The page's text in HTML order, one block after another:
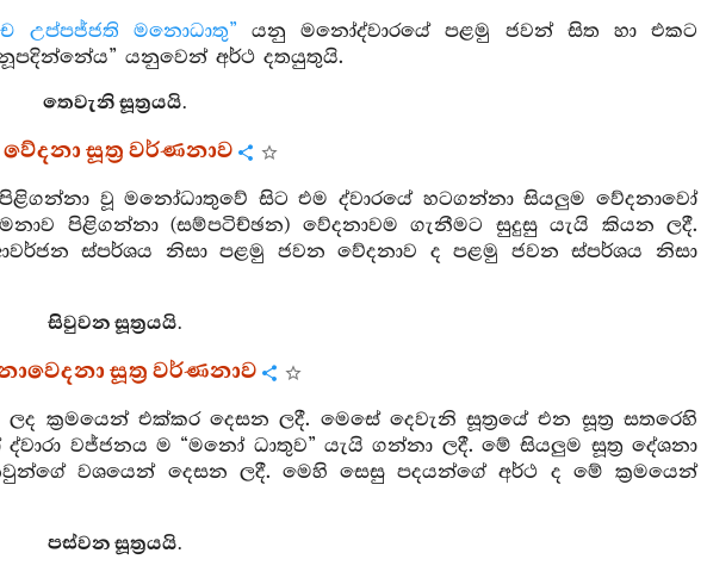
උප්පජ්ජති මනොධාතු” යනු මනෝද්වාරයේ පළමු ජවන් සිත හා එකට
යනුවෙන් අර්ථ දතයුතුයි.
තෙවැනි සූත්‍රයයි.
වේදනා සූත්‍ර වර්ණනාව
වූ මනෝධාතුවේ සිට එම ද්වාරයේ හටගන්නා සියලුම වේදනාවෝ
පිළිගන්නා (සම්පටිච්ඡන) වේදනාවම ගැනීමට සුදුසු යැයි කියන ලදී.
ස්පර්ශය නිසා පළමු ජවන වේදනාව ද පළමු ජවන ස්පර්ශය නිසා
සිවුවන සූත්‍රයයි.
සූත්‍ර වර්ණනාව
ක්‍රමයෙන් එක්කර දෙසන ලදී. මෙසේ දෙවැනි සූත්‍රයේ එන සූත්‍ර සතරෙහි
වජ්ජනය ම “මනෝ ධාතුව” යැයි ගන්නා ලදී. මේ සියලුම සූත්‍ර දේශනා
වශයෙන් දෙසන ලදී. මෙහි සෙසු පදයන්ගේ අර්ථ ද මේ ක්‍රමයෙන්
පස්වන සූත්‍රයයි.